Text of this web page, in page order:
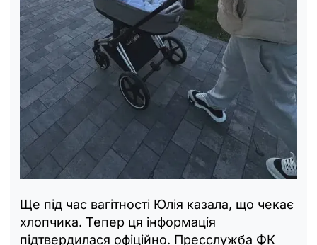
Ще під час вагітності Юлія казала, що чекає
хлопчика. Тепер ця інформація
підтвердилася офіційно. Пресслужба ФК